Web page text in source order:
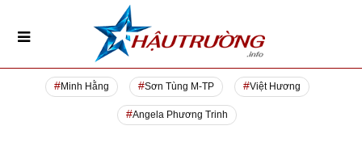
Minh Hằng Sơn Tùng M-TP Việt Hương
Angela Phương Trinh